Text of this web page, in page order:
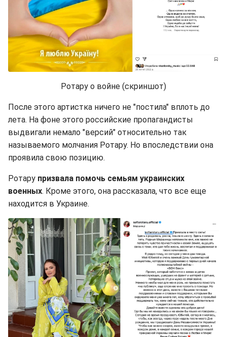
Ротару о войне (скриншот)
После этого артистка ничего не "постила" вплоть до
лета. На фоне этого российские пропагандисты
выдвигали немало "версий" относительно так
называемого молчания Ротару. Но впоследствии она
проявила свою позицию.
Ротару призвала помочь семьям украинских
военных. Кроме этого, она рассказала, что все еще
находится в Украине.